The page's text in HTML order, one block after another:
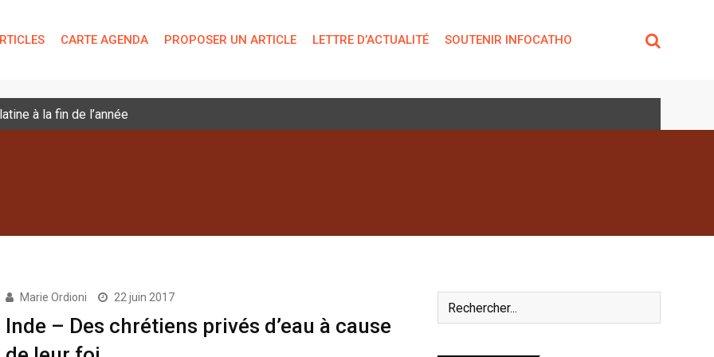
CARTE AGENDA PROPOSER UN ARTICLE LETTRE D’ACTUALITÉ SOUTENIR INFOCATHO
à la fin de l’année
Marie Ordioni 22 juin 2017
Inde – Des chrétiens privés d’eau à cause